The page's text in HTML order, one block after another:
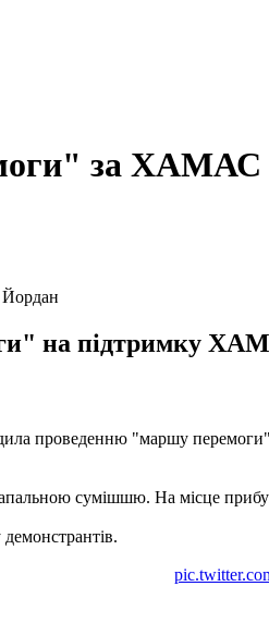
за ХАМАС
Йордан
на підтримку
проведенню "маршу
сумішшю. На місце